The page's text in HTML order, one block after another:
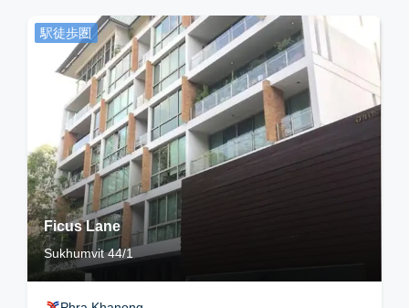
駅徒歩圏
Ficus Lane
Sukhumvit 44/1